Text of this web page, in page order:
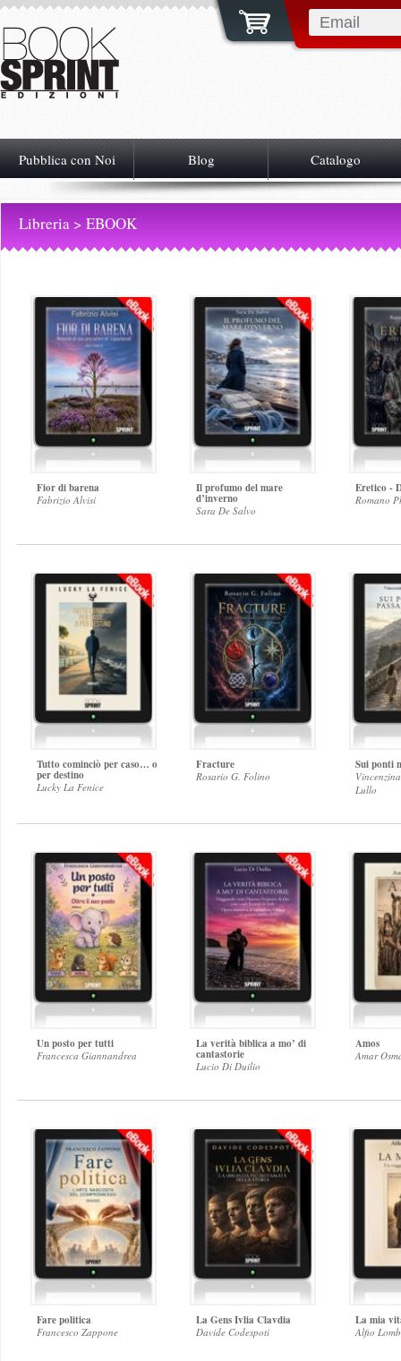
Pubblica con Noi Blog Catalogo
Libreria > EBOOK
Fior di barena
Fabrizio Alvisi
Il profumo del mare
d’inverno
Sara De Salvo
Eretico -
Romano
Tutto cominciò per caso… o
per destino
Lucky La Fenice
Fracture
Rosario G. Folino
Sui ponti
Lullo
Un posto per tutti
Francesca Giannandrea
La verità biblica a mo’ di
cantastorie
Lucio Di Duilio
Amos
Amar
Fare politica
Francesco Zappone
La Gens Ivlia Clavdia
Davide Codespoti
La mia
Alfio